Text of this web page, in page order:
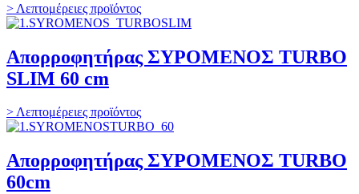
> Λεπτομέρειες προϊόντος
Απορροφητήρας ΣΥΡΟΜΕΝΟΣ TURBO
SLIM 60 cm
> Λεπτομέρειες προϊόντος
Απορροφητήρας ΣΥΡΟΜΕΝΟΣ TURBO
60cm